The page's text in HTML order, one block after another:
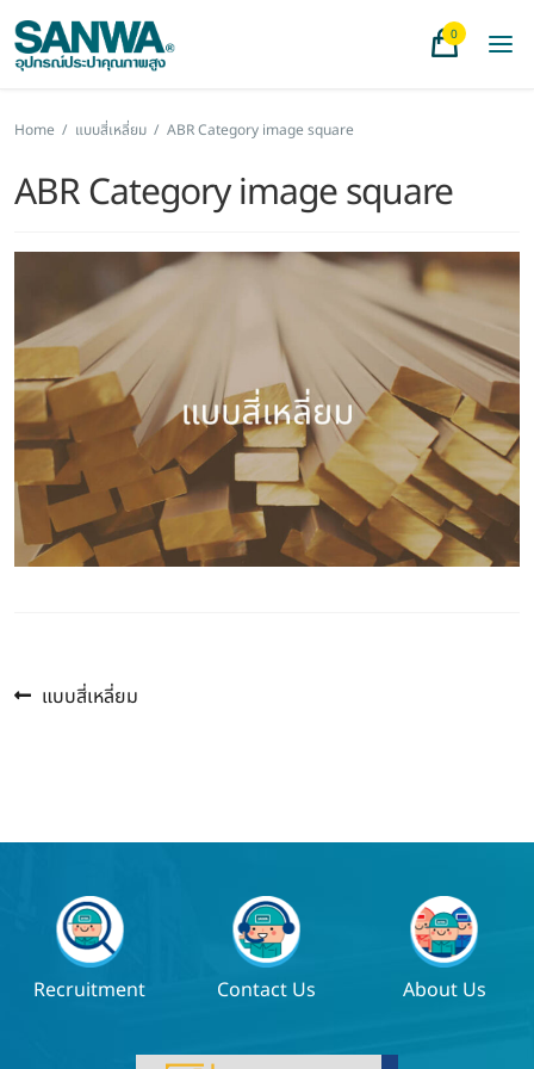
0
Home / แบบสี่เหลี่ยม / ABR Category image square
ABR Category image square
แนะแนว
Previous
แบบสี่เหลี่ยม
Recruitment Contact Us About Us